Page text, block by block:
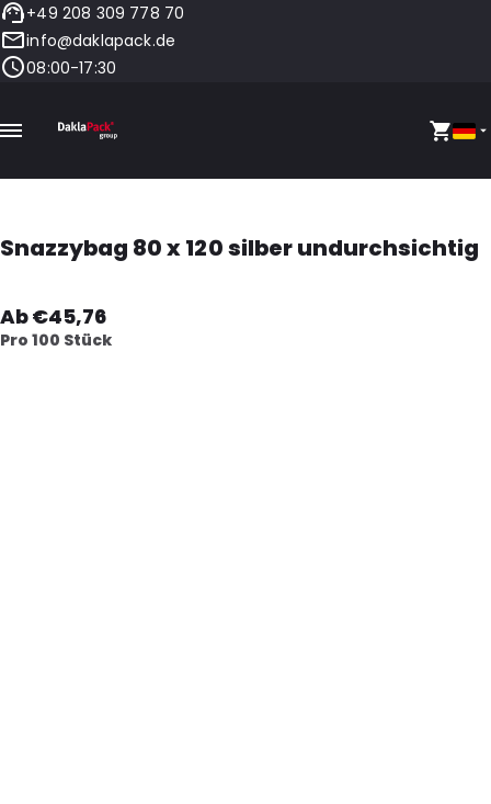
+49 208 309 778 70
info@daklapack.de
08:00-17:30
Snazzybag 80 x 120 silber undurchsichtig
Ab €45,76
Pro 100 Stück